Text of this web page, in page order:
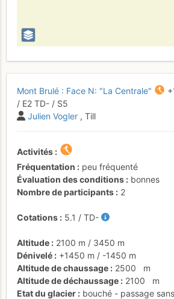
Mont Brulé : Face N: "La Centrale"
/ E2 TD- / S5
Julien Vogler , Till
Activités
Fréquentation
peu fréquenté
Évaluation des conditions
bonnes
Nombre de participants
2
Cotations 5.1 / TD-
Altitude 2100 m / 3450 m
Dénivelé
+1450 m / -1450 m
Altitude de chaussage
2500
m
Altitude de déchaussage
2100
m
Etat du glacier
bouché - passage